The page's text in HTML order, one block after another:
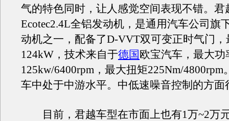
气的特色同时，让人感觉空间表现不错。君
Ecotec2.4L全铝发动机，是通用汽车公司旗
动机之一，配备了D-VVT双可变正时气门，
124kW，技术来自于德国欧宝汽车，最大功
125kw/6400rpm，最大扭矩225Nm/4800rpm
车中处于中游水平。中低速噪音控制的方面
目前，君越车型在市面上也有1万~2万